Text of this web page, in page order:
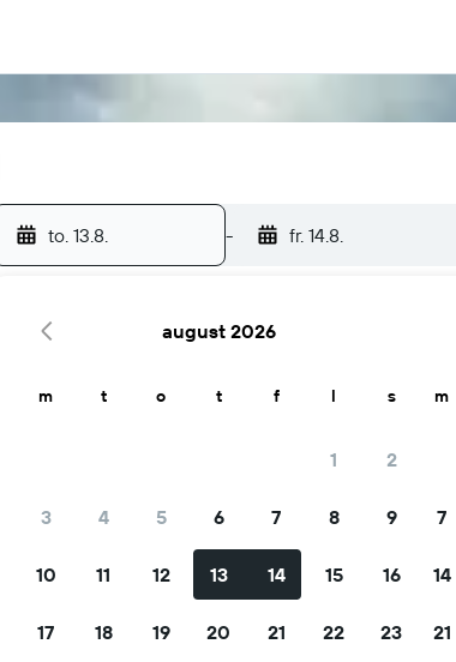
to. 13.8. - fr. 14.8.
Filtre tilbudene dine
august 2026
m t o t f l s
1 2
3 4 5 6 7 8 9
10 11 12 13 14 15 16
17 18 19 20 21 22 23
m
7
14
21